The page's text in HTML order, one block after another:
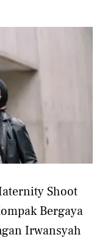
Shoot
Bergaya
Irwansyah